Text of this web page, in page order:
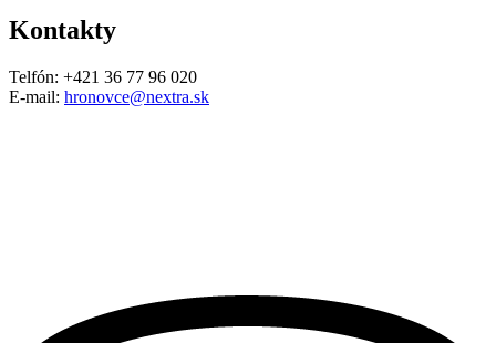
Kontakty
Telfón: +421 36 77 96 020
E-mail: hronovce@nextra.sk